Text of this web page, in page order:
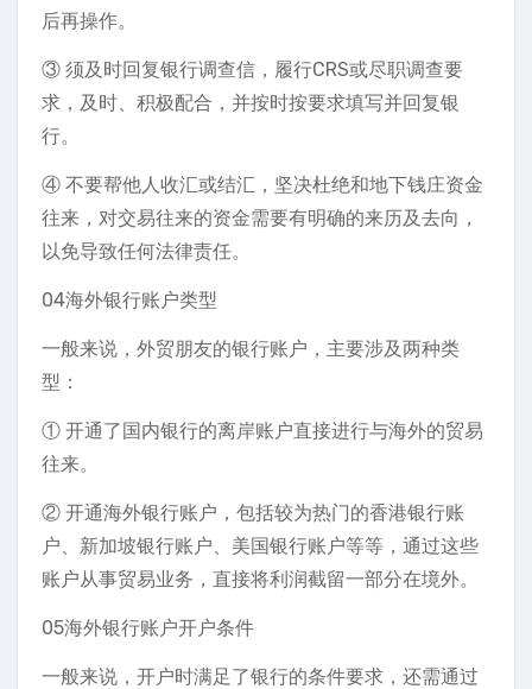
后再操作。
③ 须及时回复银行调查信，履行CRS或尽职调查要
求，及时、积极配合，并按时按要求填写并回复银
行。
④ 不要帮他人收汇或结汇，坚决杜绝和地下钱庄资金
往来，对交易往来的资金需要有明确的来历及去向，
以免导致任何法律责任。
04海外银行账户类型
一般来说，外贸朋友的银行账户，主要涉及两种类
型：
① 开通了国内银行的离岸账户直接进行与海外的贸易
往来。
② 开通海外银行账户，包括较为热门的香港银行账
户、新加坡银行账户、美国银行账户等等，通过这些
账户从事贸易业务，直接将利润截留一部分在境外。
05海外银行账户开户条件
一般来说，开户时满足了银行的条件要求，还需通过